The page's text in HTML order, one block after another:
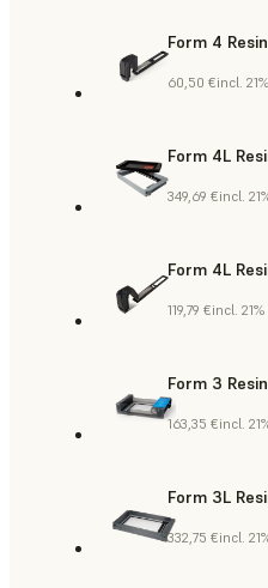
Form 4
60,50 €incl.
Form 4L
349,69 €incl.
Form 4L
119,79 €incl. 21%
Form 3
163,35 €incl.
Form 3L
332,75 €incl.